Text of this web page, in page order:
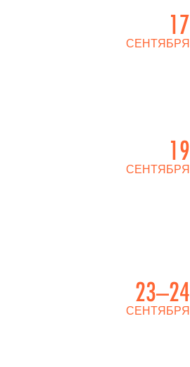
17
СЕНТЯБРЯ
19
СЕНТЯБРЯ
23–24
СЕНТЯБРЯ